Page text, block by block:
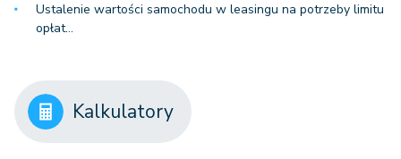
Ustalenie wartości samochodu w leasingu na potrzeby limitu
opłat…
Kalkulatory